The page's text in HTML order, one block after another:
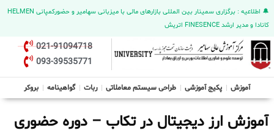
🔔 اطلاعیه : برگزاری سمینار بین المللی بازارهای مالی با میزبانی سهامیر و حضورکمپانی HELMEN
کانادا و مدیر ارشد FINESENCE اتریش
021-91094718
093-39535771
آموزش پکیج آموزشی طراحی سیستم معاملاتی ربات گواهینامه بروکر
آموزش ارز دیجیتال در تکاب – دوره حضوری